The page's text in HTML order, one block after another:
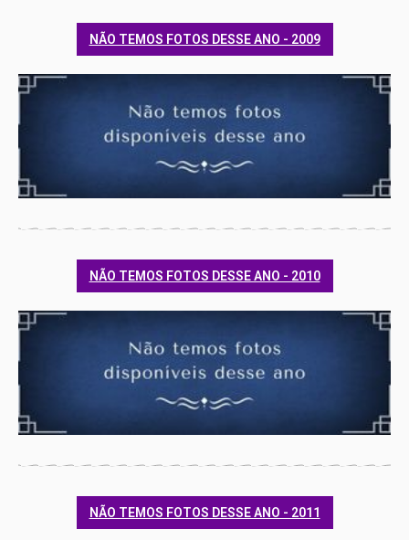
NÃO TEMOS FOTOS DESSE ANO - 2009
NÃO TEMOS FOTOS DESSE ANO - 2010
NÃO TEMOS FOTOS DESSE ANO - 2011